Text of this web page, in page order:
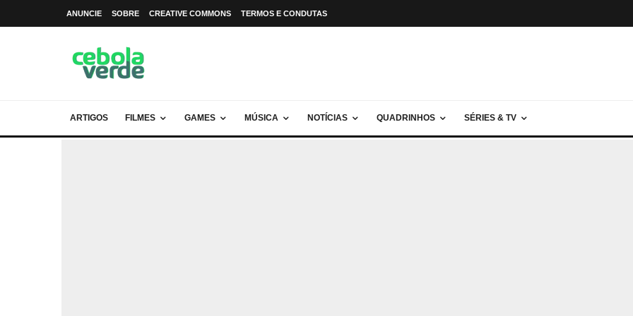
ANUNCIE SOBRE CREATIVE COMMONS TERMOS E CONDUTAS
ARTIGOS FILMES GAMES MÚSICA NOTÍCIAS QUADRINHOS SÉRIES & TV